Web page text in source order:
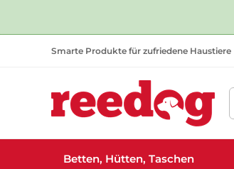
Smarte Produkte für zufriedene Haustiere
Betten, Hütten, Taschen